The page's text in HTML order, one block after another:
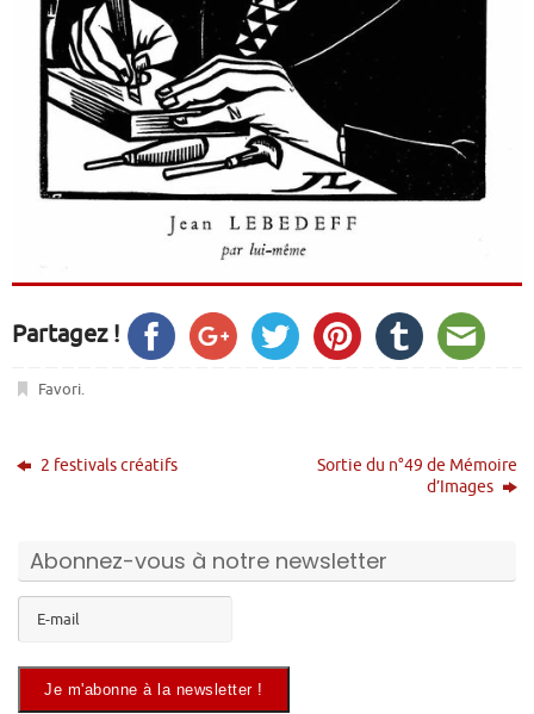
Partagez !
Favori.
2 festivals créatifs
Sortie du n°49 de Mémoire
d’Images
Abonnez-vous à notre newsletter